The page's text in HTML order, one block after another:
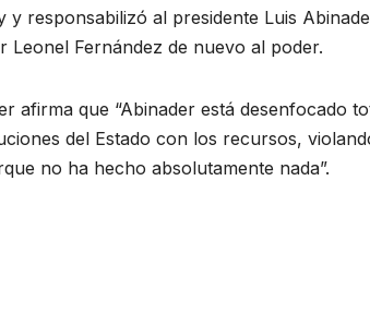
responsabilizó al presidente Luis
Fernández de nuevo al poder.
afirma que “Abinader está desenfocado
del Estado con los recursos,
no ha hecho absolutamente nada”.